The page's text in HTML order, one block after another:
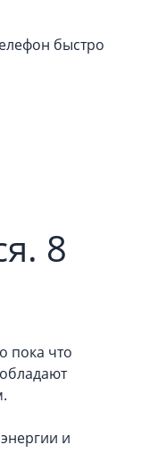
быстро
8
пока что
и